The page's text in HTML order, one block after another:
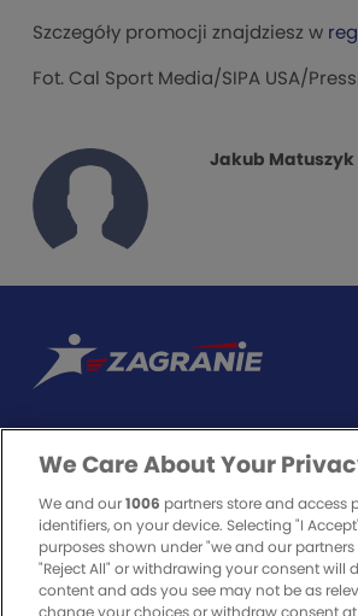
Szczegóły promocji znajdziesz w
Fot. Cal Sport Media/SIPA USA/
Jakub Matuszyk
ODPOWIEDZIALNA GRA
Zakłady bukmacherskie to legalna rozrywka.
odpowiedzialnie i z pełną świadomością
We Care About Your
We and our 1006 partners store and access
identifiers, on your device. Selecting "I
purposes shown under "we and our
"Reject All" or withdrawing your consent will
content and ads you see may not be as
change your choices or withdraw consent